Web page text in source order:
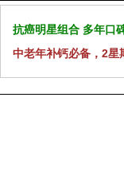
抗癌明星组合 多年口
中老年补钙必备，2星